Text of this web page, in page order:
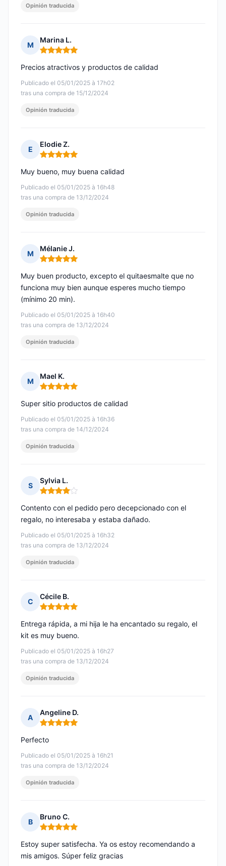
Opinión traducida
M
Marina L.
Nota: 5 de 5
Publicado el 05/01/2025 à 17h02
tras una compra de 15/12/2024
Precios atractivos y productos de calidad
Opinión traducida
E
Elodie Z.
Nota: 5 de 5
Publicado el 05/01/2025 à 16h48
tras una compra de 13/12/2024
Muy bueno, muy buena calidad
Opinión traducida
M
Mélanie J.
Nota: 5 de 5
Publicado el 05/01/2025 à 16h40
tras una compra de 13/12/2024
Muy buen producto, excepto el quitaesmalte que no
funciona muy bien aunque esperes mucho tiempo
(mínimo 20 min).
Opinión traducida
M
Mael K.
Nota: 5 de 5
Publicado el 05/01/2025 à 16h36
tras una compra de 14/12/2024
Super sitio productos de calidad
Opinión traducida
S
Sylvia L.
Nota: 4 de 5
Publicado el 05/01/2025 à 16h32
tras una compra de 13/12/2024
Contento con el pedido pero decepcionado con el
regalo, no interesaba y estaba dañado.
Opinión traducida
C
Cécile B.
Nota: 5 de 5
Publicado el 05/01/2025 à 16h27
tras una compra de 13/12/2024
Entrega rápida, a mi hija le ha encantado su regalo, el
kit es muy bueno.
Opinión traducida
A
Angeline D.
Nota: 5 de 5
Publicado el 05/01/2025 à 16h21
tras una compra de 13/12/2024
Perfecto
Opinión traducida
B
Bruno C.
Nota: 5 de 5
Estoy super satisfecha. Ya os estoy recomendando a
mis amigos. Súper feliz gracias